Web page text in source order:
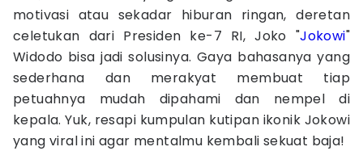
motivasi atau sekadar hiburan ringan, deretan
celetukan dari Presiden ke-7 RI, Joko "Jokowi"
Widodo bisa jadi solusinya. Gaya bahasanya yang
sederhana dan merakyat membuat tiap
petuahnya mudah dipahami dan nempel di
kepala. Yuk, resapi kumpulan kutipan ikonik Jokowi
yang viral ini agar mentalmu kembali sekuat baja!